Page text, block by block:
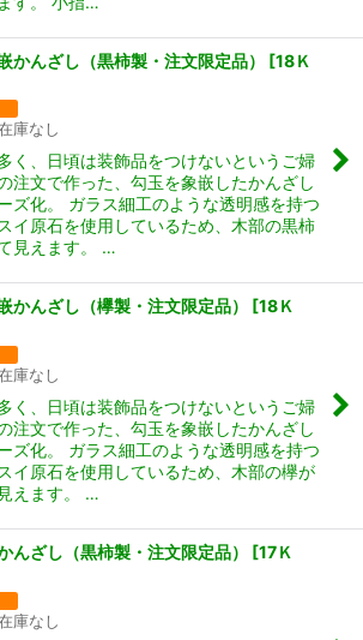
かんざし（黒柿製・注文限定品） [18Ｋ
庫なし
く、日頃は装飾品をつけないというご婦
注文で作った、勾玉を象嵌したかんざし
ズ化。 ガラス細工のような透明感を持つ
イ原石を使用しているため、木部の黒柿
見えます。 …
かんざし（欅製・注文限定品） [18Ｋ
庫なし
く、日頃は装飾品をつけないというご婦
注文で作った、勾玉を象嵌したかんざし
ズ化。 ガラス細工のような透明感を持つ
イ原石を使用しているため、木部の欅が
えます。 …
んざし（黒柿製・注文限定品） [17Ｋ
庫なし